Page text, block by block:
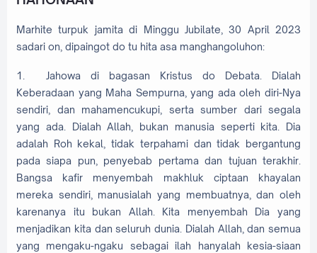
Marhite turpuk jamita di Minggu Jubilate, 30 April 2023
sadari on, dipaingot do tu hita asa manghangoluhon:
1.
Jahowa di bagasan Kristus do Debata. Dialah
Keberadaan yang Maha Sempurna, yang ada oleh diri-Nya
sendiri, dan mahamencukupi, serta sumber dari segala
yang ada. Dialah Allah, bukan manusia seperti kita. Dia
adalah Roh kekal, tidak terpahami dan tidak bergantung
pada siapa pun, penyebab pertama dan tujuan terakhir.
Bangsa kafir menyembah makhluk ciptaan khayalan
mereka sendiri, manusialah yang membuatnya, dan oleh
karenanya itu bukan Allah. Kita menyembah Dia yang
menjadikan kita dan seluruh dunia. Dialah Allah, dan semua
yang mengaku-ngaku sebagai ilah hanyalah kesia-siaan